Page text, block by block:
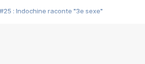
#25 : Indochine raconte "3e sexe"